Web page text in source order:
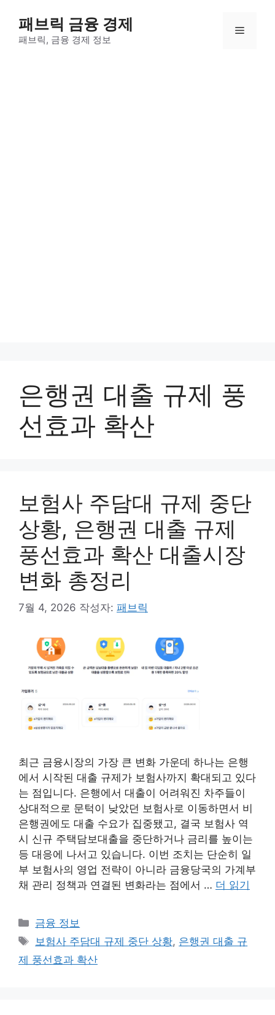
패브릭 금융 경제
패브릭, 금융 경제 정보
메
은행권 대출 규제 풍
선효과 확산
보험사 주담대 규제 중단
상황, 은행권 대출 규제
풍선효과 확산 대출시장
변화 총정리
7월 4, 2026 작성자: 패브릭
최근 금융시장의 가장 큰 변화 가운데 하나는 은행
에서 시작된 대출 규제가 보험사까지 확대되고 있다
는 점입니다. 은행에서 대출이 어려워진 차주들이
상대적으로 문턱이 낮았던 보험사로 이동하면서 비
은행권에도 대출 수요가 집중됐고, 결국 보험사 역
시 신규 주택담보대출을 중단하거나 금리를 높이는
등 대응에 나서고 있습니다. 이번 조치는 단순히 일
부 보험사의 영업 전략이 아니라 금융당국의 가계부
채 관리 정책과 연결된 변화라는 점에서 … 더 읽기
카
테
리
금융 정보
태
그
보험사 주담대 규제 중단 상황, 은행권 대출 규
제 풍선효과 확산